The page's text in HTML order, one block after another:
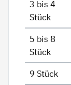
3 bis 4
Stück
5 bis 8
Stück
9 Stück